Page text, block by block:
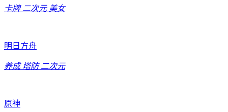
卡牌 二次元 美女
明日方舟
养成 塔防 二次元
原神